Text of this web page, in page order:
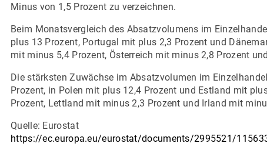
Minus von 1,5 Prozent zu verzeichnen.
Beim Monatsvergleich des Absatzvolumens im
plus 13 Prozent, Portugal mit plus 2,3 Prozent und
mit minus 5,4 Prozent, Österreich mit minus 2,8 Prozent
Die stärksten Zuwächse im Absatzvolumen im
Prozent, in Polen mit plus 12,4 Prozent und Estland mit
Prozent, Lettland mit minus 2,3 Prozent und Irland mit
Quelle: Eurostat
https://ec.europa.eu/eurostat/documents/2995521/